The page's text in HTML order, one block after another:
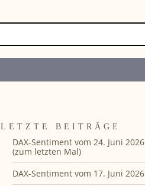
LETZTE BEITRÄGE
DAX-Sentiment vom 24. Juni 2026
(zum letzten Mal)
DAX-Sentiment vom 17. Juni 2026